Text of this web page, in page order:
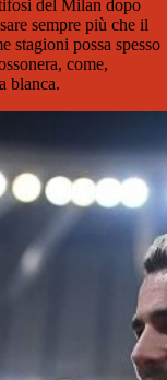
del Milan dopo
sempre più che il
stagioni possa spesso
come,
blanca.